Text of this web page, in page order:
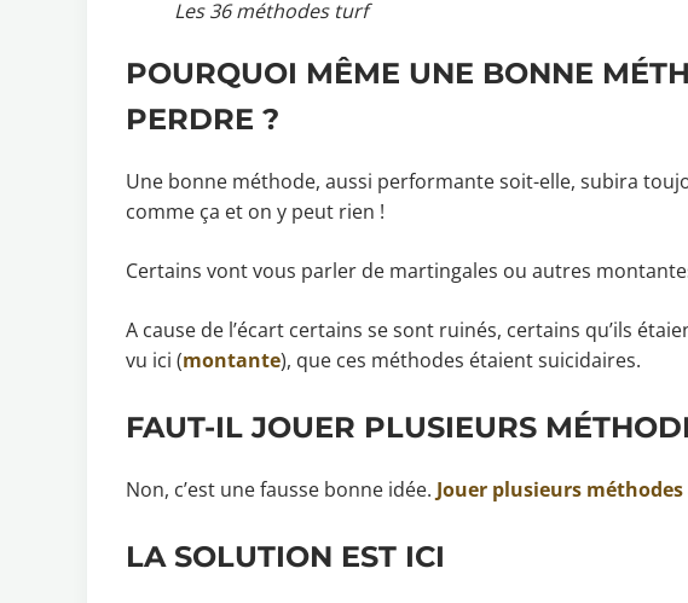
Les 36 méthodes turf
POURQUOI MÊME UNE BONNE
PERDRE ?
Une bonne méthode, aussi performante soit-elle, subira
comme ça et on y peut rien !
Certains vont vous parler de martingales ou autres
A cause de l’écart certains se sont ruinés, certains qu’ils
vu ici (montante), que ces méthodes étaient suicidaires.
FAUT-IL JOUER PLUSIEURS
Non, c’est une fausse bonne idée. Jouer plusieurs
LA SOLUTION EST ICI